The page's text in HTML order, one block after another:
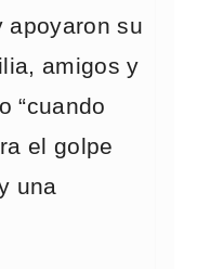
apoyaron su
amigos y
“cuando
el golpe
una